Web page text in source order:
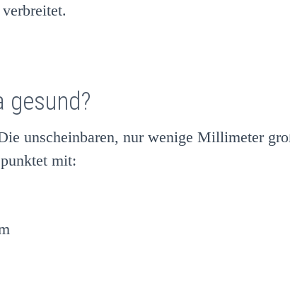
gesund?
unscheinbaren, nur wenige Millimeter
mit: